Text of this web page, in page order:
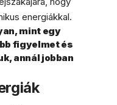
energiákkal.
mint egy
figyelmet és
annál jobban